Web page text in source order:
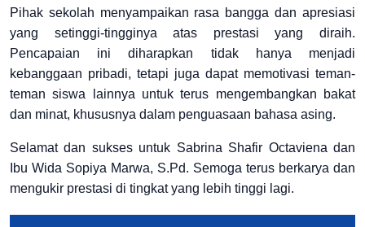
Pihak sekolah menyampaikan rasa bangga dan apresiasi
yang setinggi-tingginya atas prestasi yang diraih.
Pencapaian ini diharapkan tidak hanya menjadi
kebanggaan pribadi, tetapi juga dapat memotivasi teman-
teman siswa lainnya untuk terus mengembangkan bakat
dan minat, khususnya dalam penguasaan bahasa asing.
Selamat dan sukses untuk Sabrina Shafir Octaviena dan
Ibu Wida Sopiya Marwa, S.Pd. Semoga terus berkarya dan
mengukir prestasi di tingkat yang lebih tinggi lagi.